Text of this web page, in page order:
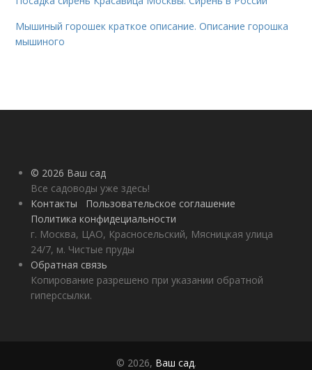
Мышиный горошек краткое описание. Описание горошка
мышиного
© 2026 Ваш сад
Все садоводы уже здесь!
Контакты
Пользовательское соглашение
Политика конфидециальности
г. Москва, ЦАО, Красносельский, Мясницкая улица
24/7, м. Чистые пруды
Обратная связь
Копирование разрешено при указании обратной
гиперссылки.
© 2026, Ваш сад.